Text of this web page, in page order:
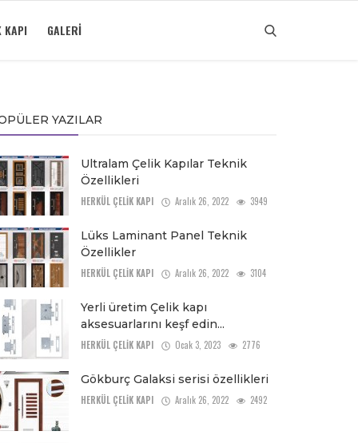
KAPI GALERI
YAZILAR
Ultralam Çelik Kapılar Teknik
Özellikleri
HERKÜL ÇELİK KAPI Aralık 26, 2022 3949
Lüks Laminant Panel Teknik
Özellikler
HERKÜL ÇELİK KAPI Aralık 26, 2022 3104
Yerli üretim Çelik kapı
aksesuarlarını keşf edin...
HERKÜL ÇELİK KAPI Ocak 3, 2023 2776
Gökburç Galaksi serisi özellikleri
HERKÜL ÇELİK KAPI Aralık 26, 2022 2492